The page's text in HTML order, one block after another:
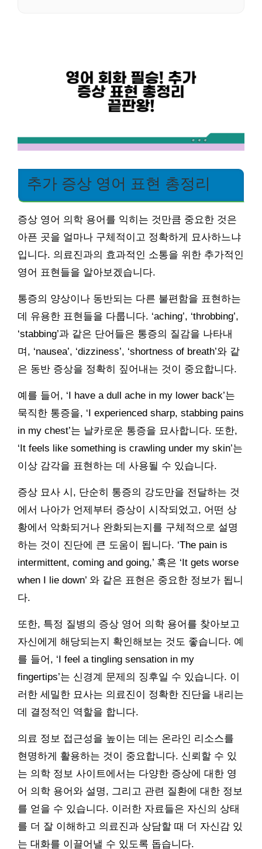
추가 증상 영어 표현 총정리
증상 영어 의학 용어를 익히는 것만큼 중요한 것은
아픈 곳을 얼마나 구체적이고 정확하게 묘사하느냐
입니다. 의료진과의 효과적인 소통을 위한 추가적인
영어 표현들을 알아보겠습니다.
통증의 양상이나 동반되는 다른 불편함을 표현하는
데 유용한 표현들을 다룹니다. ‘aching’, ‘throbbing’,
‘stabbing’과 같은 단어들은 통증의 질감을 나타내
며, ‘nausea’, ‘dizziness’, ‘shortness of breath’와 같
은 동반 증상을 정확히 짚어내는 것이 중요합니다.
예를 들어, ‘I have a dull ache in my lower back’는
묵직한 통증을, ‘I experienced sharp, stabbing pains
in my chest’는 날카로운 통증을 묘사합니다. 또한,
‘It feels like something is crawling under my skin’는
이상 감각을 표현하는 데 사용될 수 있습니다.
증상 묘사 시, 단순히 통증의 강도만을 전달하는 것
에서 나아가 언제부터 증상이 시작되었고, 어떤 상
황에서 악화되거나 완화되는지를 구체적으로 설명
하는 것이 진단에 큰 도움이 됩니다. ‘The pain is
intermittent, coming and going,’ 혹은 ‘It gets worse
when I lie down’ 와 같은 표현은 중요한 정보가 됩니
다.
또한, 특정 질병의 증상 영어 의학 용어를 찾아보고
자신에게 해당되는지 확인해보는 것도 좋습니다. 예
를 들어, ‘I feel a tingling sensation in my
fingertips’는 신경계 문제의 징후일 수 있습니다. 이
러한 세밀한 묘사는 의료진이 정확한 진단을 내리는
데 결정적인 역할을 합니다.
의료 정보 접근성을 높이는 데는 온라인 리소스를
현명하게 활용하는 것이 중요합니다. 신뢰할 수 있
는 의학 정보 사이트에서는 다양한 증상에 대한 영
어 의학 용어와 설명, 그리고 관련 질환에 대한 정보
를 얻을 수 있습니다. 이러한 자료들은 자신의 상태
를 더 잘 이해하고 의료진과 상담할 때 더 자신감 있
는 대화를 이끌어낼 수 있도록 돕습니다.